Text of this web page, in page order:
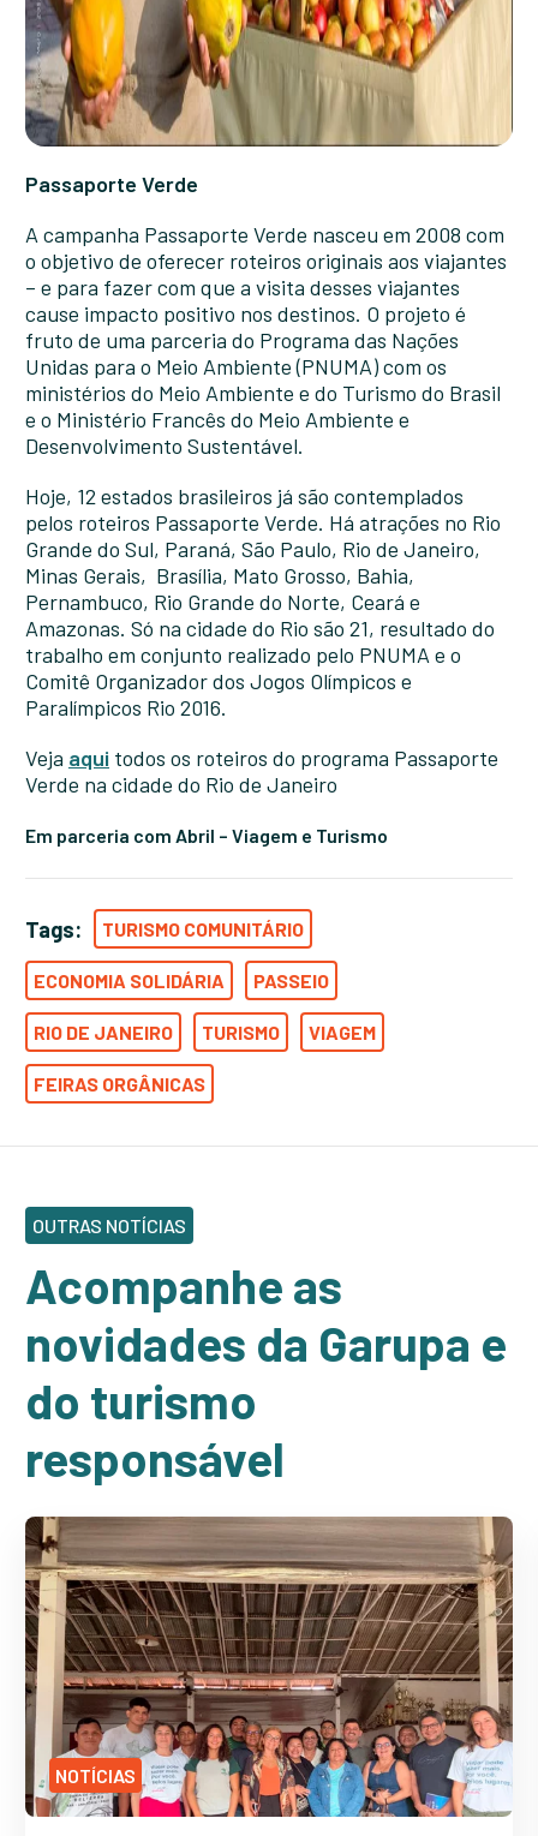
Passaporte Verde
A campanha Passaporte Verde nasceu em 2008 com
o objetivo de oferecer roteiros originais aos viajantes
– e para fazer com que a visita desses viajantes
cause impacto positivo nos destinos. O projeto é
fruto de uma parceria do Programa das Nações
Unidas para o Meio Ambiente (PNUMA) com os
ministérios do Meio Ambiente e do Turismo do Brasil
e o Ministério Francês do Meio Ambiente e
Desenvolvimento Sustentável.
Hoje, 12 estados brasileiros já são contemplados
pelos roteiros Passaporte Verde. Há atrações no Rio
Grande do Sul, Paraná, São Paulo, Rio de Janeiro,
Minas Gerais, Brasília, Mato Grosso, Bahia,
Pernambuco, Rio Grande do Norte, Ceará e
Amazonas. Só na cidade do Rio são 21, resultado do
trabalho em conjunto realizado pelo PNUMA e o
Comitê Organizador dos Jogos Olímpicos e
Paralímpicos Rio 2016.
Veja aquitodos os roteiros do programa Passaporte
Verde na cidade do Rio de Janeiro
Em parceria com Abril – Viagem e Turismo
Tags: TURISMO COMUNITÁRIO
ECONOMIA SOLIDÁRIA PASSEIO
RIO DE JANEIRO TURISMO VIAGEM
FEIRAS ORGÂNICAS
OUTRAS NOTÍCIAS
Acompanhe as
novidades da Garupa e
do turismo
responsável
NOTÍCIAS